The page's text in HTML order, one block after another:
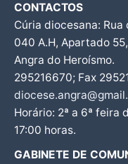
CONTACTOS
Cúria diocesana: Rua
040 A.H, Apartado
Angra do Heroísmo.
295216670; Fax
Horário: 2ª a 6ª feira
17:00 horas.
GABINETE DE